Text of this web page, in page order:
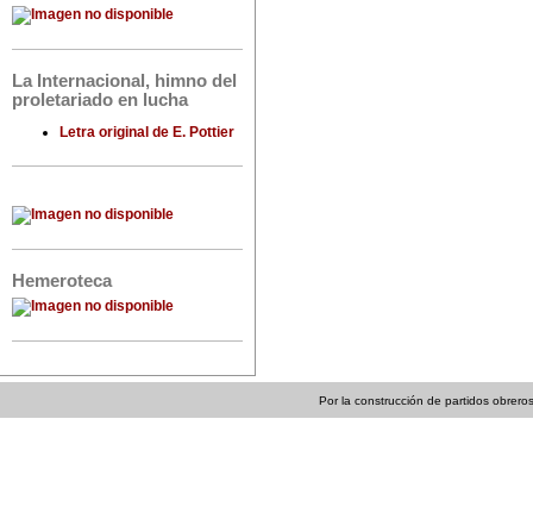
La Internacional, himno del
proletariado en lucha
Letra original de E. Pottier
Hemeroteca
Por la construcción de partidos